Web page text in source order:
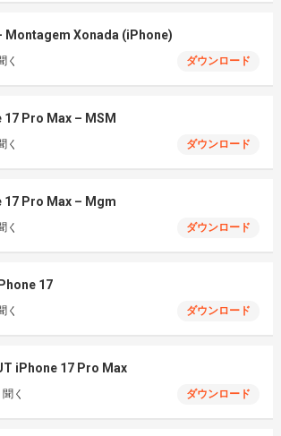
Montagem Xonada (iPhone)
く ダウンロード
17 Pro Max – MSM
く ダウンロード
17 Pro Max – Mgm
く ダウンロード
17
く ダウンロード
iPhone 17 Pro Max
く ダウンロード